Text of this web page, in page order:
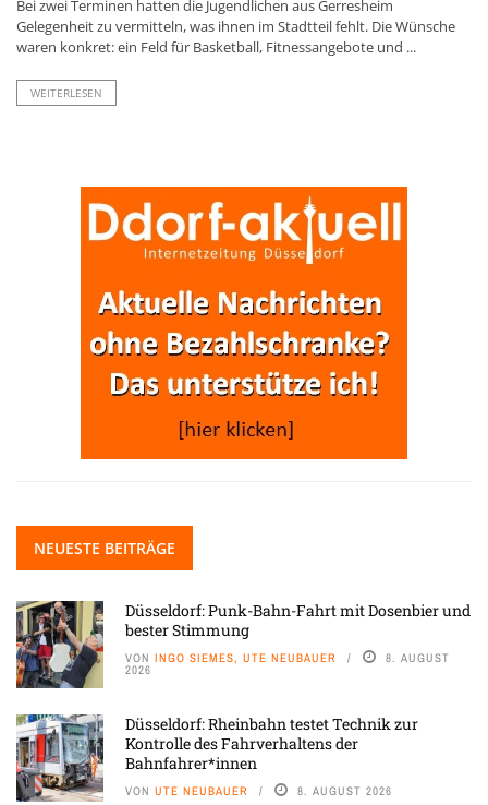
Bei zwei Terminen hatten die Jugendlichen aus Gerresheim
Gelegenheit zu vermitteln, was ihnen im Stadtteil fehlt. Die Wünsche
waren konkret: ein Feld für Basketball, Fitnessangebote und ...
WEITERLESEN
NEUESTE BEITRÄGE
Düsseldorf: Punk-Bahn-Fahrt mit Dosenbier und
bester Stimmung
VON INGO SIEMES, UTE NEUBAUER 8. AUGUST
2026
Düsseldorf: Rheinbahn testet Technik zur
Kontrolle des Fahrverhaltens der
Bahnfahrer*innen
VON UTE NEUBAUER 8. AUGUST 2026